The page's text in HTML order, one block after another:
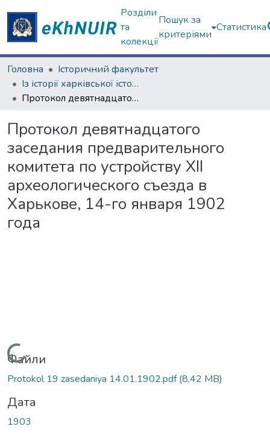
Розділи
та
колекції
Пошук за
критеріями
Статистика
Головна
Історичний факультет
Із історії харківської історичної школи
Протокол девятнадцатого заседания предварительного комитета по устройству XII археологического съезда в Харькове, 14-го января 1902 года
Протокол девятнадцатого
заседания предварительного
комитета по устройству XII
археологического съезда в
Харькове, 14-го января 1902
года
Вантажиться...
Файли
Protokol 19 zasedaniya 14.01.1902.pdf(8,42 MB)
Дата
1903